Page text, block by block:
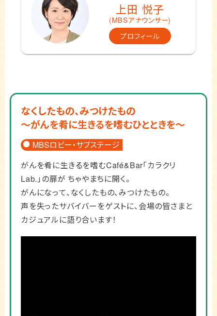
上田 悦子
(MBSアナウンサー)
プロフィール
なくしたもの、みつけたもの
～がんを肴に生きるを嗜むひとときを～
MBSロビー・サブステージ
がんを肴に生きるを嗜むCafé&Bar「カラクリ
Lab.」の扉が ちゃやまちに開く。
がんになって、なくしたもの、みつけたもの。
声を失ったサバイバーをゲストに、会場の皆さまと
カジュアルに語り合います！